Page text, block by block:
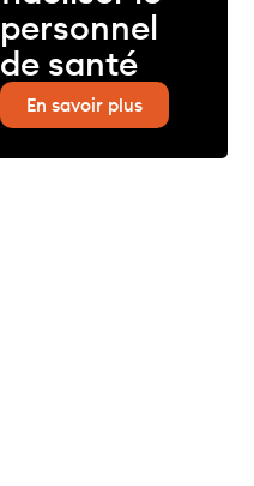
personnel
de santé
En savoir plus